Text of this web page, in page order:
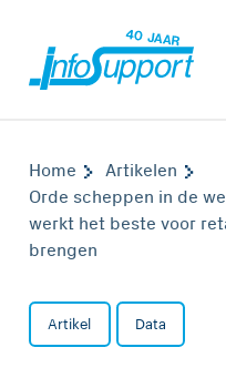
Home
Artikelen
Orde scheppen in de
werkt het beste voor
brengen
Artikel Data